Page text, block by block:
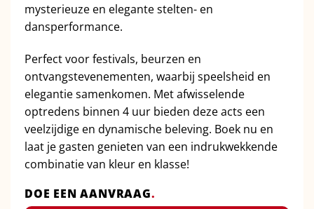
mysterieuze en elegante stelten- en
dansperformance.
Perfect voor festivals, beurzen en
ontvangstevenementen, waarbij speelsheid en
elegantie samenkomen. Met afwisselende
optredens binnen 4 uur bieden deze acts een
veelzijdige en dynamische beleving. Boek nu en
laat je gasten genieten van een indrukwekkende
combinatie van kleur en klasse!
DOE EEN AANVRAAG.